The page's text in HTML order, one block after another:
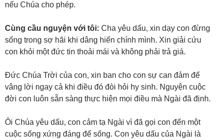
nếu Chúa cho phép.
Cùng cầu nguyện với tôi: Cha yêu dấu, xin dạy con đừng
sống trong sợ hãi khi dâng hiến chính mình. Xin giải cứu
con khỏi một đức tin thoải mái và không phải trả giá.
Đức Chúa Trời của con, xin ban cho con sự can đảm để
vâng lời ngay cả khi điều đó đòi hỏi hy sinh. Nguyện cuộc
đời con luôn sẵn sàng thực hiện mọi điều mà Ngài đã định.
Ôi Chúa yêu dấu, con cảm tạ Ngài vì đã gọi con đến một
cuộc sống xứng đáng để sống. Con yêu dấu của Ngài là